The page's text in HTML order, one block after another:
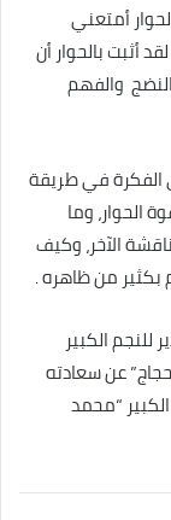
أمتعني
أثبت بالحوار أن
والفهم
الفكرة في طريقة
الحوار، وما
الآخر، وكيف
بكثير من ظاهره .
الكبير
عن سعادته
“محمد